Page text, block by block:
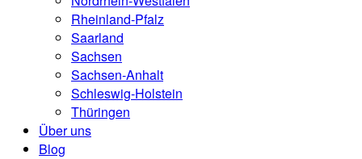
Rheinland-Pfalz
Saarland
Sachsen
Sachsen-Anhalt
Schleswig-Holstein
Thüringen
Über uns
Blog